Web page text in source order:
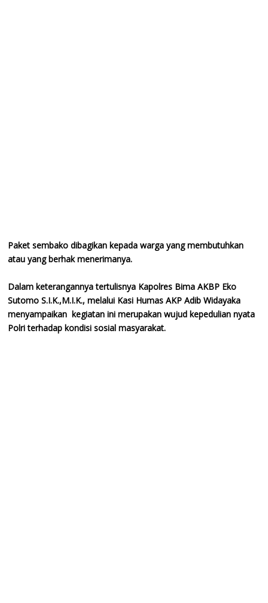
Paket sembako dibagikan kepada warga yang membutuhkan
atau yang berhak menerimanya.
Dalam keterangannya tertulisnya Kapolres Bima AKBP Eko
Sutomo S.I.K.,M.I.K., melalui Kasi Humas AKP Adib Widayaka
menyampaikan kegiatan ini merupakan wujud kepedulian nyata
Polri terhadap kondisi sosial masyarakat.